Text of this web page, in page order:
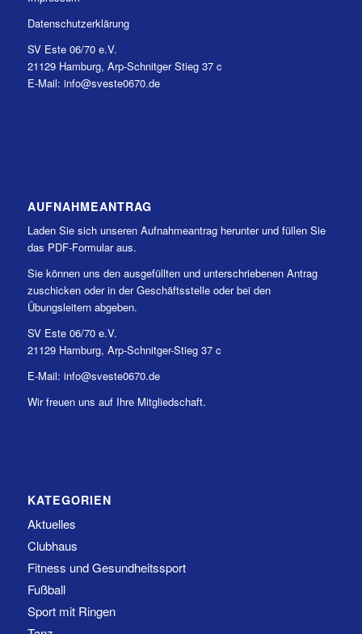
Datenschutzerklärung
SV Este 06/70 e.V.
21129 Hamburg, Arp-Schnitger Stieg 37 c
E-Mail: info@sveste0670.de
AUFNAHMEANTRAG
Laden Sie sich unseren Aufnahmeantrag herunter und füllen Sie
das PDF-Formular aus.
Sie können uns den ausgefüllten und unterschriebenen Antrag
zuschicken oder in der Geschäftsstelle oder bei den
Übungsleitern abgeben.
SV Este 06/70 e.V.
21129 Hamburg, Arp-Schnitger-Stieg 37 c
E-Mail: info@sveste0670.de
Wir freuen uns auf Ihre Mitgliedschaft.
KATEGORIEN
Aktuelles
Clubhaus
Fitness und Gesundheitssport
Fußball
Sport mit Ringen